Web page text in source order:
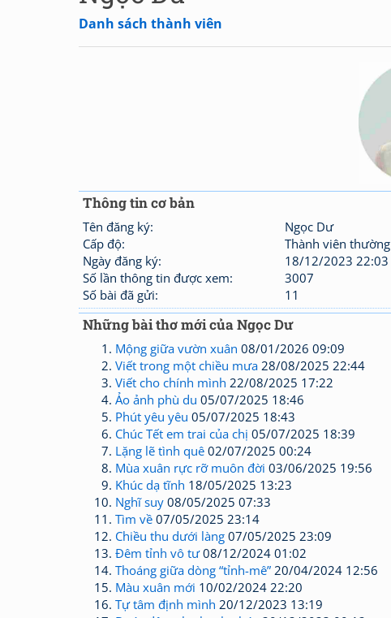
Danh sách thành viên
Thông tin cơ bản
Tên đăng ký:
Ngọc Dư
Cấp độ:
Thành viên thường
Ngày đăng ký:
18/12/2023 22:03
Số lần thông tin được xem:
3007
Số bài đã gửi:
11
Những bài thơ mới của Ngọc Dư
Mộng giữa vườn xuân 08/01/2026 09:09
Viết trong một chiều mưa 28/08/2025 22:44
Viết cho chính mình 22/08/2025 17:22
Ảo ảnh phù du 05/07/2025 18:46
Phút yêu yêu 05/07/2025 18:43
Chúc Tết em trai của chị 05/07/2025 18:39
Lặng lẽ tình quê 02/07/2025 00:24
Mùa xuân rực rỡ muôn đời 03/06/2025 19:56
Khúc dạ tĩnh 18/05/2025 13:23
Nghĩ suy 08/05/2025 07:33
Tìm về 07/05/2025 23:14
Chiều thu dưới làng 07/05/2025 23:09
Đêm tỉnh vô tư08/12/2024 01:02
Thoáng giữa dòng “tỉnh-mê” 20/04/2024 12:56
Màu xuân mới 10/02/2024 22:20
Tự tâm định mình 20/12/2023 13:19